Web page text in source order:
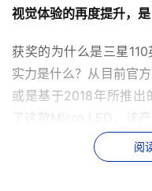
视觉体验的再度提升，
获奖的为什么是三星
实力是什么？从目前官
或是基于2018年所推出
了这款Micro LED，该
以下型号，其最硬核的阅